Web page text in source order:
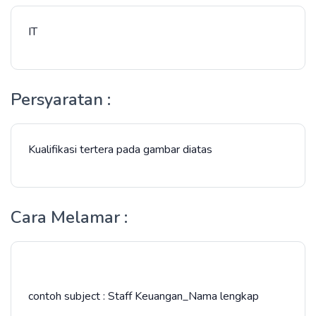
IT
Persyaratan :
Kualifikasi tertera pada gambar diatas
Cara Melamar :
contoh subject : Staff Keuangan_Nama lengkap